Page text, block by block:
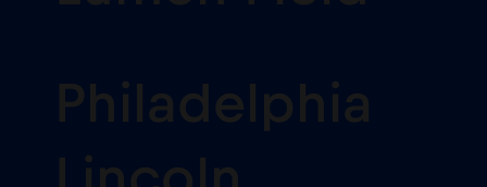
Philadelphia